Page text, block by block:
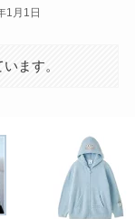
1月1日
ます。